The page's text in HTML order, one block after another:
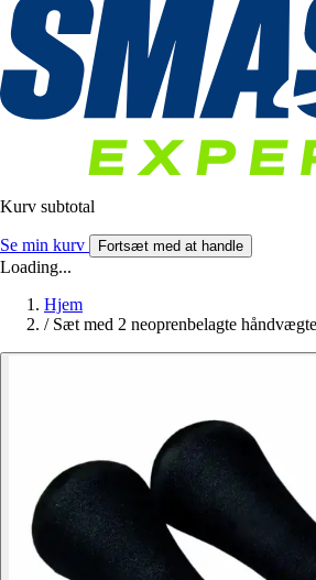
Kurv subtotal
Se min kurv Fortsæt med at handle
Loading...
Hjem
/ Sæt med 2 neoprenbelagte